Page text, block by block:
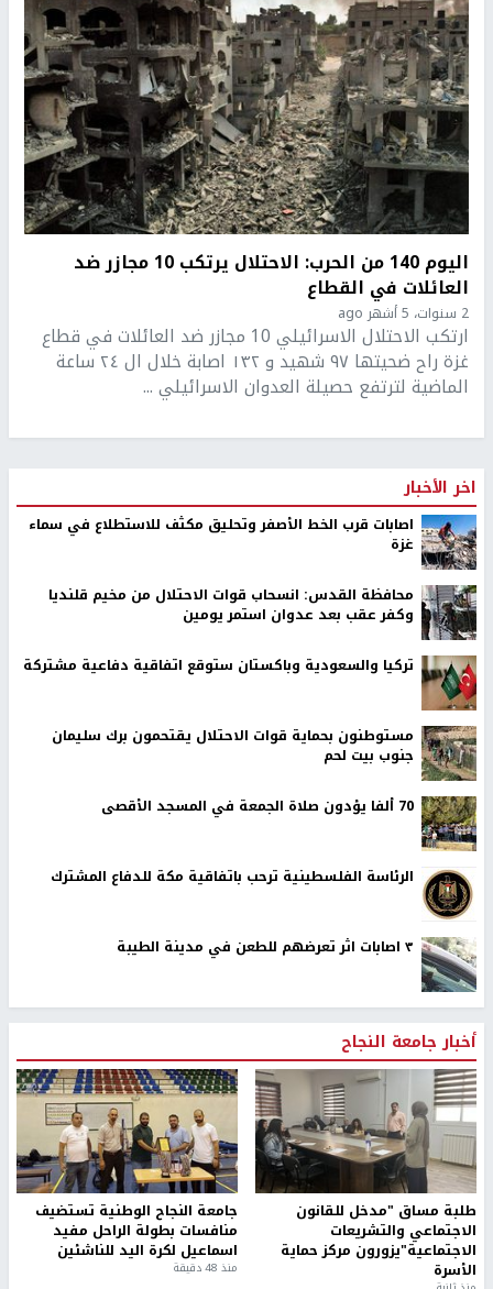
اليوم 140 من الحرب: الاحتلال يرتكب 10 مجازر ضد
العائلات في القطاع
2 سنوات، 5 أشهر ago
ارتكب الاحتلال الاسرائيلي 10 مجازر ضد العائلات في قطاع
غزة راح ضحيتها ٩٧ شهيد و ١٣٢ اصابة خلال ال ٢٤ ساعة
الماضية لترتفع حصيلة العدوان الاسرائيلي ...
اخر الأخبار
اصابات قرب الخط الأصفر وتحليق مكثف للاستطلاع في سماء
غزة
محافظة القدس: انسحاب قوات الاحتلال من مخيم قلنديا
وكفر عقب بعد عدوان استمر يومين
تركيا والسعودية وباكستان ستوقع اتفاقية دفاعية مشتركة
مستوطنون بحماية قوات الاحتلال يقتحمون برك سليمان
جنوب بيت لحم
70 ألفا يؤدون صلاة الجمعة في المسجد الأقصى
الرئاسة الفلسطينية ترحب باتفاقية مكة للدفاع المشترك
٣ اصابات اثر تعرضهم للطعن في مدينة الطيبة
أخبار جامعة النجاح
طلبة مساق "مدخل للقانون
الاجتماعي والتشريعات
الاجتماعية"يزورون مركز حماية
الأسرة
جامعة النجاح الوطنية تستضيف
منافسات بطولة الراحل مفيد
اسماعيل لكرة اليد للناشئين
منذ 48 دقيقة